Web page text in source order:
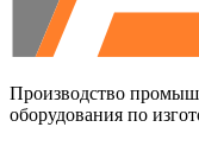
Производство
оборудования по